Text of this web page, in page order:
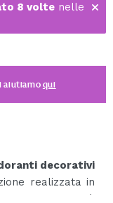
8 voltenelle
aiutiamoqui
decorativi
realizzata in
che trasformerà